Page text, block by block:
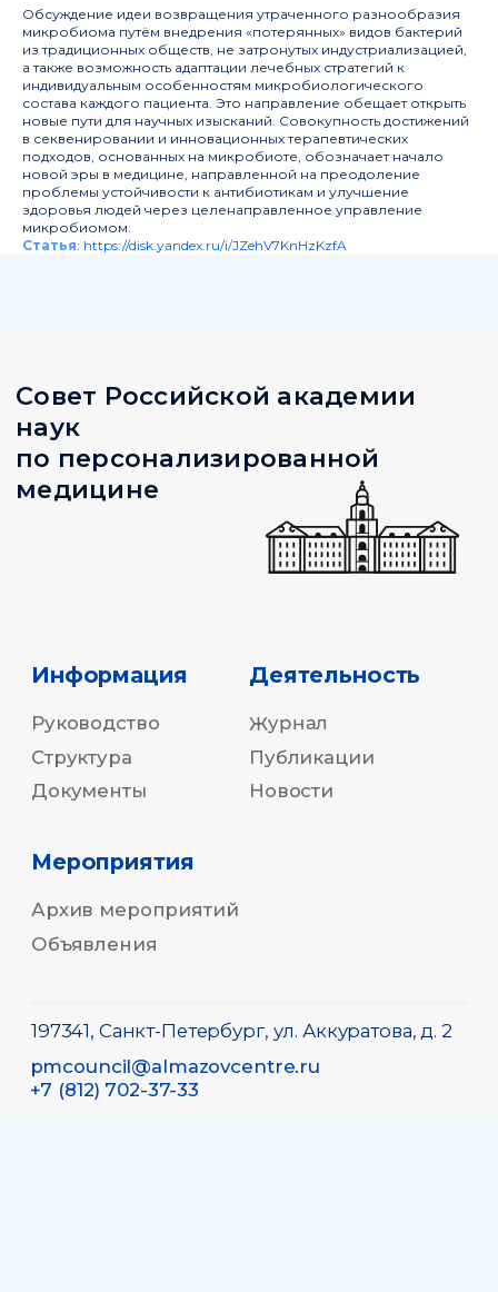
Обсуждение идеи возвращения утраченного разнообразия
микробиома путём внедрения «потерянных» видов бактерий
из традиционных обществ, не затронутых индустриализацией,
а также возможность адаптации лечебных стратегий к
индивидуальным особенностям микробиологического
состава каждого пациента. Это направление обещает открыть
новые пути для научных изысканий. Совокупность достижений
в секвенировании и инновационных терапевтических
подходов, основанных на микробиоте, обозначает начало
новой эры в медицине, направленной на преодоление
проблемы устойчивости к антибиотикам и улучшение
здоровья людей через целенаправленное управление
микробиомом.
Статья: https://disk.yandex.ru/i/JZehV7KnHzKzfA
pmcouncil@almazovcentre.ru
+7 (812) 702-37-33
197341, Санкт-Петербург, ул. Аккуратова, д. 2
Архив мероприятий
Объявления